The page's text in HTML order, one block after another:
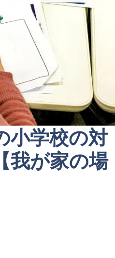
小学校の対
我が家の場